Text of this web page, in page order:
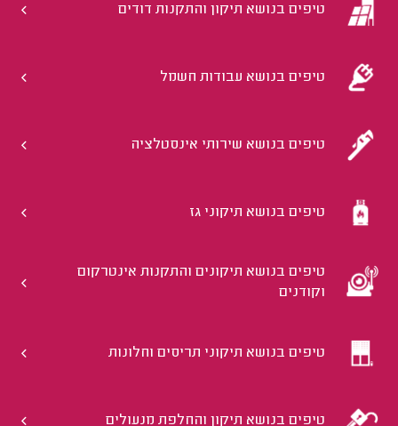
טיפים בנושא תיקון והתקנות דודים
טיפים בנושא עבודות חשמל
טיפים בנושא שירותי אינסטלציה
טיפים בנושא תיקוני גז
טיפים בנושא תיקונים והתקנות אינטרקום
וקודנים
טיפים בנושא תיקוני תריסים וחלונות
טיפים בנושא תיקון והחלפת מנעולים